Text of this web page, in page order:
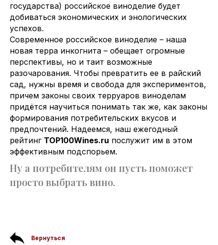
государства) российское виноделие будет
добиваться экономических и энологических
успехов.
Современное российское виноделие – наша
новая терра инкогнита – обещает огромные
перспективы, но и таит возможные
разочарования. Чтобы превратить ее в райский
сад, нужны время и свобода для экспериментов,
причем законы своих терруаров виноделам
придётся научиться понимать так же, как законы
формирования потребительских вкусов и
предпочтений. Надеемся, наш ежегодный
рейтинг TOP100Wines.ru послужит им в этом
эффективным подспорьем.
Ну а потребителям он пусть поможет
просто выбрать вино.
Вернуться